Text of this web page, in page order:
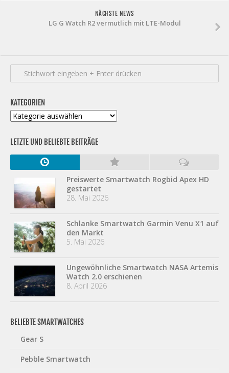
NÄCHSTE NEWS
LG G Watch R2 vermutlich mit LTE-Modul
KATEGORIEN
Kategorien
LETZTE UND BELIEBTE BEITRÄGE
Preiswerte Smartwatch Rogbid Apex HD
gestartet
28. Mai 2026
Schlanke Smartwatch Garmin Venu X1 auf
den Markt
5. Mai 2026
Ungewöhnliche Smartwatch NASA Artemis
Watch 2.0 erschienen
8. April 2026
BELIEBTE SMARTWATCHES
Gear S
Pebble Smartwatch